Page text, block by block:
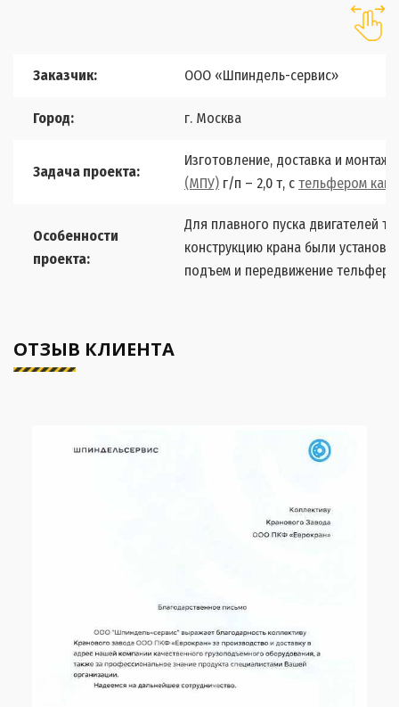
Заказчик: ООО «Шпиндель-сервис»
Город: г. Москва
Задача проекта:
Изготовление, доставка и монтаж
(МПУ) г/п – 2,0 т, с тельфером
Особенности
проекта:
Для плавного пуска двигателей
конструкцию крана были
подъем и передвижение тельфера.
ОТЗЫВ КЛИЕНТА